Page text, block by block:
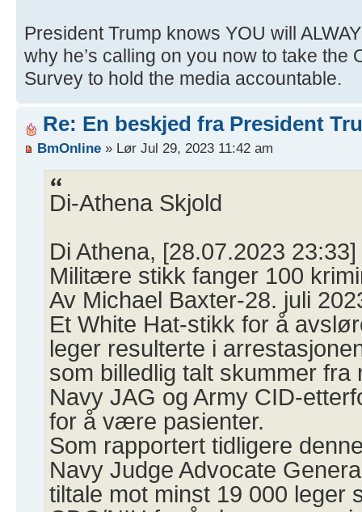
President Trump knows YOU will
why he’s calling on you now to take the
Survey to hold the media accountable.
Re: En beskjed fra President
BmOnline » Lør Jul 29, 2023 11:42 am
Di-Athena Skjold
Di Athena, [28.07.2023 23:33]
Militære stikk fanger 100
Av Michael Baxter-28. juli
Et White Hat-stikk for å
leger resulterte i
som billedlig talt skummer fra
Navy JAG og Army CID-
for å være pasienter.
Som rapportert tidligere
Navy Judge Advocate
tiltale mot minst 19 000 leger